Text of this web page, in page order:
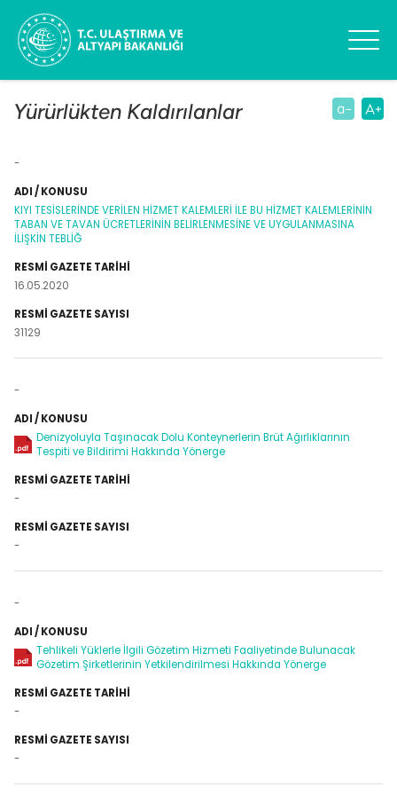
Yürürlükten Kaldırılanlar
KONUSU
-
KIYI TESİSLERİNDE VERİLEN HİZMET KALEMLERİ İLE BU HİZMET KALEMLERİNİN
TABAN VE TAVAN ÜCRETLERİNİN BELİRLENMESİNE VE UYGULANMASINA
İLİŞKİN TEBLİĞ
16.05.2020
31129
-
Denizyoluyla Taşınacak Dolu Konteynerlerin Brüt Ağırlıklarının
Tespiti ve Bildirimi Hakkında Yönerge
-
-
-
Tehlikeli Yüklerle İlgili Gözetim Hizmeti Faaliyetinde Bulunacak
Gözetim Şirketlerinin Yetkilendirilmesi Hakkında Yönerge
-
-